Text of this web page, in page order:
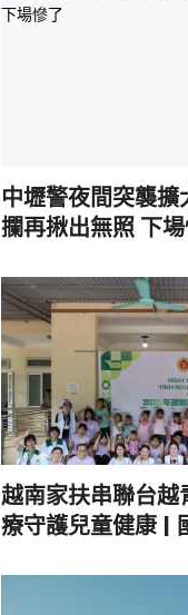
中壢警夜間突襲
攔再揪出無照 下
越南家扶串聯台
療守護兒童健康 |